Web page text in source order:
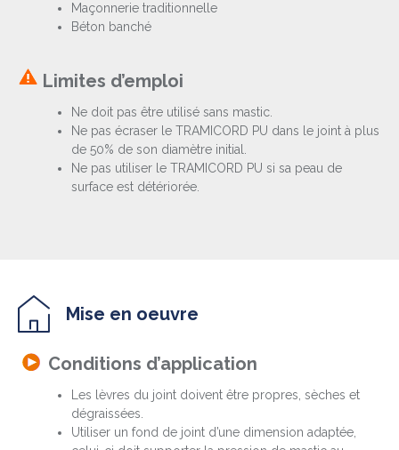
Maçonnerie traditionnelle
Béton banché
Limites d’emploi
Ne doit pas être utilisé sans mastic.
Ne pas écraser le TRAMICORD PU dans le joint à plus
de 50% de son diamètre initial.
Ne pas utiliser le TRAMICORD PU si sa peau de
surface est détériorée.
Mise en oeuvre
Conditions d’application
Les lèvres du joint doivent être propres, sèches et
dégraissées.
Utiliser un fond de joint d’une dimension adaptée,